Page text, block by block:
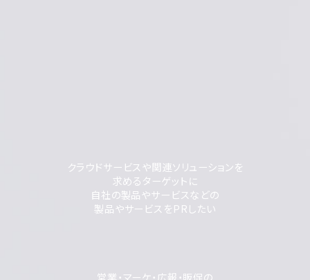
クラウドサービスや関連ソリューションを
求めるターゲットに
自社の製品やサービスなどの
製品やサービスをPRしたい
営業・マーケ・広報・販促の